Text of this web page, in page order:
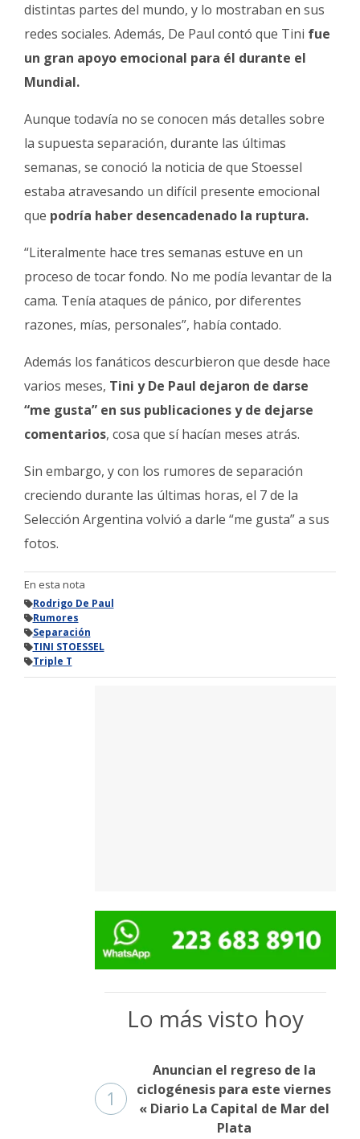
distintas partes del mundo, y lo mostraban en sus
redes sociales. Además, De Paul contó que Tini fue
un gran apoyo emocional para él durante el
Mundial.
Aunque todavía no se conocen más detalles sobre
la supuesta separación, durante las últimas
semanas, se conoció la noticia de que Stoessel
estaba atravesando un difícil presente emocional
que podría haber desencadenado la ruptura.
“Literalmente hace tres semanas estuve en un
proceso de tocar fondo. No me podía levantar de la
cama. Tenía ataques de pánico, por diferentes
razones, mías, personales”, había contado.
Además los fanáticos descurbieron que desde hace
varios meses, Tini y De Paul dejaron de darse
“me gusta” en sus publicaciones y de dejarse
comentarios, cosa que sí hacían meses atrás.
Sin embargo, y con los rumores de separación
creciendo durante las últimas horas, el 7 de la
Selección Argentina volvió a darle “me gusta” a sus
fotos.
En esta nota
Rodrigo De Paul
Rumores
Separación
TINI STOESSEL
Triple T
Lo más visto hoy
1
Anuncian el regreso de la
ciclogénesis para este viernes
« Diario La Capital de Mar del
Plata